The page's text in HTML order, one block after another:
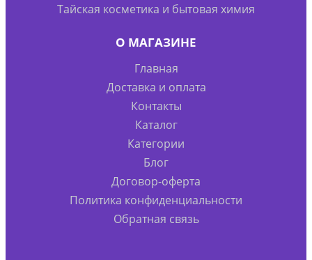
Тайская косметика и бытовая химия
О МАГАЗИНЕ
Главная
Доставка и оплата
Контакты
Каталог
Категории
Блог
Договор-оферта
Политика конфиденциальности
Обратная связь